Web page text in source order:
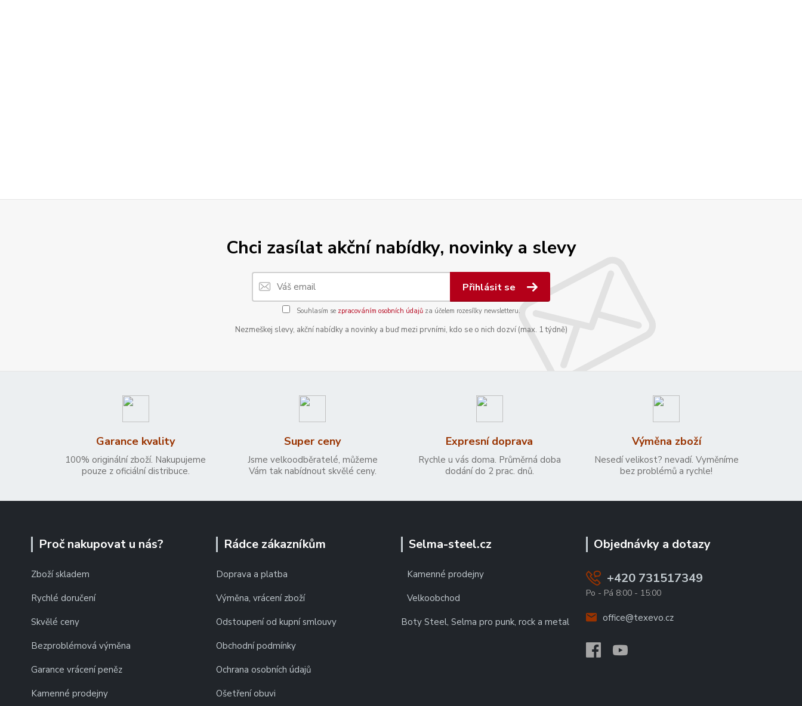
Chci zasílat akční nabídky, novinky a slevy
Přihlásit se
Souhlasím se zpracováním osobních údajůza účelem rozesílky newsletteru.
Nezmeškej slevy, akční nabídky a novinky a buď mezi prvními, kdo se o nich dozví (max. 1 týdně)
Garance kvality
100% originální zboží. Nakupujeme
pouze z oficiální distribuce.
Super ceny
Jsme velkoodběratelé, můžeme
Vám tak nabídnout skvělé ceny.
Expresní doprava
Rychle u vás doma. Průměrná doba
dodání do 2 prac. dnů.
Výměna zboží
Nesedí velikost? nevadí. Vyměníme
bez problémů a rychle!
Proč nakupovat u nás?
Zboží skladem
Rychlé doručení
Skvělé ceny
Bezproblémová výměna
Garance vrácení peněz
Kamenné prodejny
Rádce zákazníkům
Doprava a platba
Výměna, vrácení zboží
Odstoupení od kupní smlouvy
Obchodní podmínky
Ochrana osobních údajů
Ošetření obuvi
Selma-steel.cz
Kamenné prodejny
Velkoobchod
Boty Steel, Selma pro punk, rock a metal
Objednávky a dotazy
+420 731517349
Po - Pá 8:00 - 15:00
office@texevo.cz